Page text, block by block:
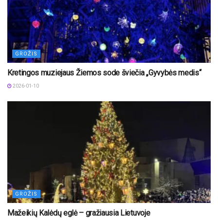
GROŽIS
Kretingos muziejaus Žiemos sode šviečia „Gyvybės medis“
2026-01-10
GROŽIS
Mažeikių Kalėdų eglė – gražiausia Lietuvoje